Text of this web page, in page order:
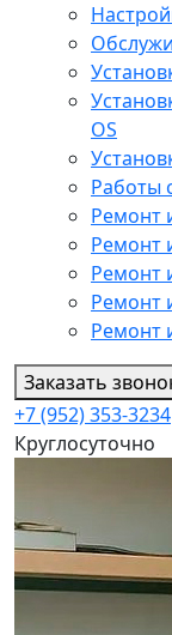
OS
Работы
Ремонт
Ремонт
Ремонт
Ремонт
Ремонт
Заказать
+7 (952) 353-3234
Круглосуточно